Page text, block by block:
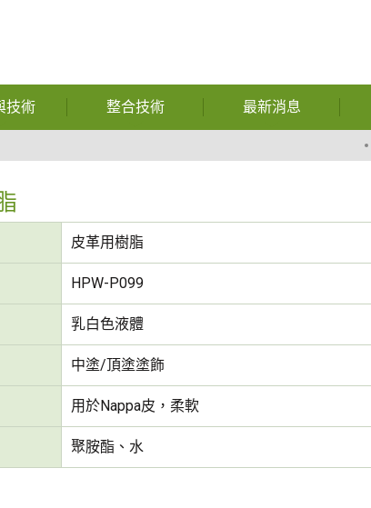
技術
熔膠
整合技術 最新消息
財務資訊
展覽訊息
問與答
皮革用樹脂
HPW-P099
乳白色液體
中塗/頂塗塗飾
用於Nappa皮，柔軟
聚胺酯、水